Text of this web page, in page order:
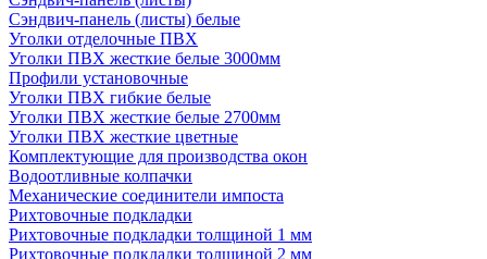
Сэндвич-панель (листы) белые
Уголки отделочные ПВХ
Уголки ПВХ жесткие белые 3000мм
Профили установочные
Уголки ПВХ гибкие белые
Уголки ПВХ жесткие белые 2700мм
Уголки ПВХ жесткие цветные
Комплектующие для производства окон
Водоотливные колпачки
Механические соединители импоста
Рихтовочные подкладки
Рихтовочные подкладки толщиной 1 мм
Рихтовочные подкладки толщиной 2 мм